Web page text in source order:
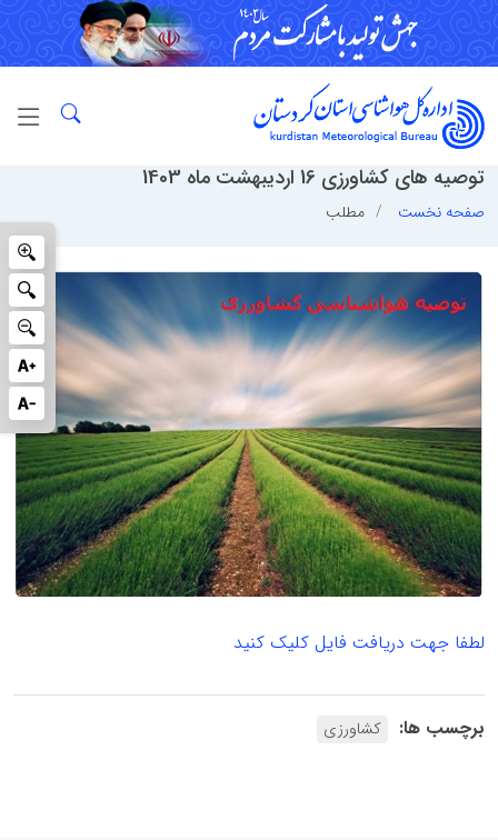
توصیه های کشاورزی 16 اردیبهشت ماه 1403
صفحه نخست مطلب
لطفا جهت دریافت فایل کلیک کنید
برچسب ها: کشاورزی